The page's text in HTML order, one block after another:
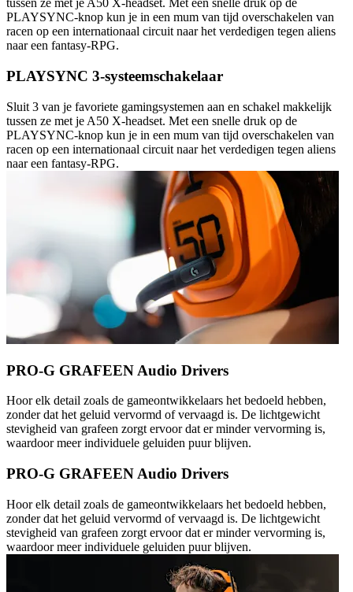
tussen ze met je A50 X-headset. Met een snelle druk op de
PLAYSYNC-knop kun je in een mum van tijd overschakelen van
racen op een internationaal circuit naar het verdedigen tegen aliens
naar een fantasy-RPG.
PLAYSYNC 3-systeemschakelaar
Sluit 3 van je favoriete gamingsystemen aan en schakel makkelijk
tussen ze met je A50 X-headset. Met een snelle druk op de
PLAYSYNC-knop kun je in een mum van tijd overschakelen van
racen op een internationaal circuit naar het verdedigen tegen aliens
naar een fantasy-RPG.
PRO-G GRAFEEN Audio Drivers
Hoor elk detail zoals de gameontwikkelaars het bedoeld hebben,
zonder dat het geluid vervormd of vervaagd is. De lichtgewicht
stevigheid van grafeen zorgt ervoor dat er minder vervorming is,
waardoor meer individuele geluiden puur blijven.
PRO-G GRAFEEN Audio Drivers
Hoor elk detail zoals de gameontwikkelaars het bedoeld hebben,
zonder dat het geluid vervormd of vervaagd is. De lichtgewicht
stevigheid van grafeen zorgt ervoor dat er minder vervorming is,
waardoor meer individuele geluiden puur blijven.